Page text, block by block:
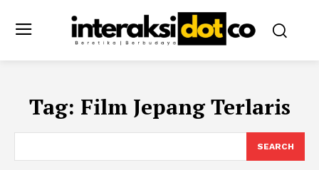
Tag: Film Jepang Terlaris
SEARCH